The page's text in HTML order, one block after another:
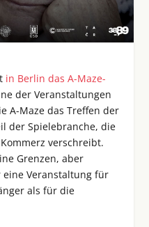
in Berlin das A-Maze-
der Veranstaltungen
A-Maze das Treffen der
der Spielebranche, die
verschreibt.
Grenzen, aber
eine Veranstaltung für
als für die